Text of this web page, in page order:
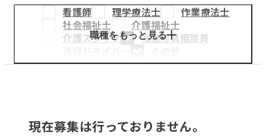
医療・介護事業
募集職種
看護師 理学療法士
作業療法士
社会福祉士
介護福祉士
介護スタッフ
福祉用具相談員
職種をもっと見る
現在募集は行っておりません。